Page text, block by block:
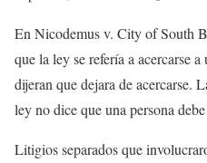
En Nicodemus v. City of South
que la ley se refería a acercarse
dijeran que dejara de acercarse.
ley no dice que una persona
Litigios separados que